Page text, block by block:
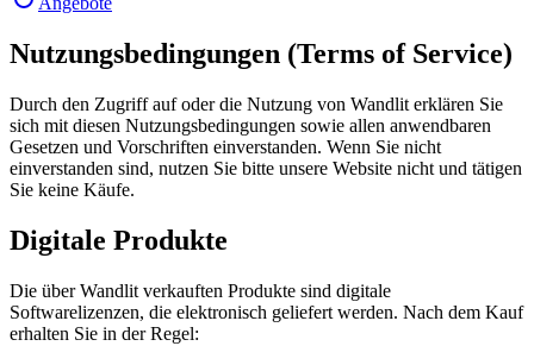
Nutzungsbedingungen (Terms of Service)
Durch den Zugriff auf oder die Nutzung von Wandlit erklären Sie
sich mit diesen Nutzungsbedingungen sowie allen anwendbaren
Gesetzen und Vorschriften einverstanden. Wenn Sie nicht
einverstanden sind, nutzen Sie bitte unsere Website nicht und tätigen
Sie keine Käufe.
Digitale Produkte
Die über Wandlit verkauften Produkte sind digitale
Softwarelizenzen, die elektronisch geliefert werden. Nach dem Kauf
erhalten Sie in der Regel: